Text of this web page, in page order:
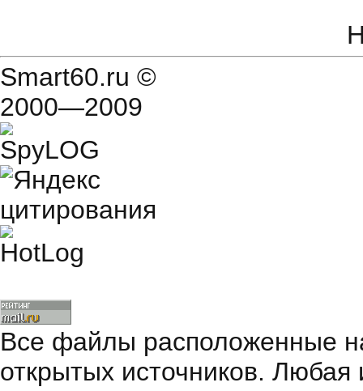
Smart60.ru ©
2000—2009
Все файлы расположенные
открытых источников.